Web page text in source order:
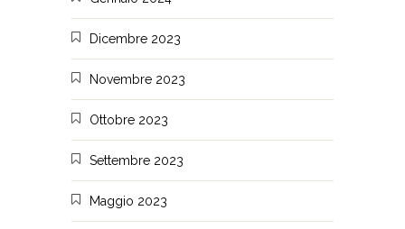
Dicembre 2023
Novembre 2023
Ottobre 2023
Settembre 2023
Maggio 2023